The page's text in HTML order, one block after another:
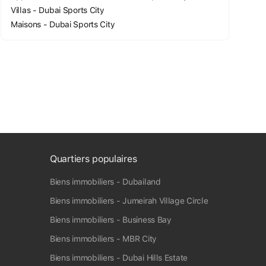
Villas - Dubai Sports City
Maisons - Dubai Sports City
Quartiers populaires
Biens immobiliers - Dubailand
Biens immobiliers - Jumeirah Village Circle
Biens immobiliers - Business Bay
Biens immobiliers - MBR City
Biens immobiliers - Dubai Hills Estate